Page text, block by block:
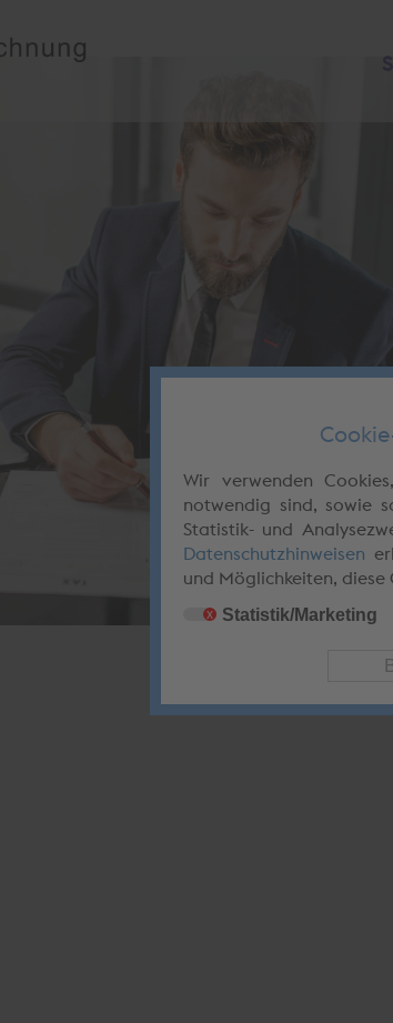
Wir verwenden
notwendig sind, sowie
Statistik- und
Datenschutzhinweisen
und Möglichkeiten, diese
x Statistik/Marketing